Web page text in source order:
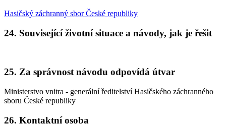
Hasičský záchranný sbor České republiky
24. Související životní situace a návody, jak je řešit
25. Za správnost návodu odpovídá útvar
Ministerstvo vnitra - generální ředitelství Hasičského záchranného
sboru České republiky
26. Kontaktní osoba